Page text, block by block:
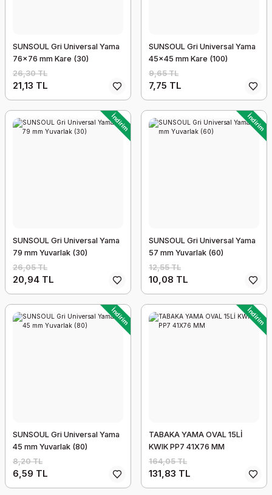
SUNSOUL Gri Universal Yama
76x76 mm Kare (30)
26,30 TL
21,13 TL
SUNSOUL Gri Universal Yama
45x45 mm Kare (100)
9,65 TL
7,75 TL
İndirim
SUNSOUL Gri Universal Yama
79 mm Yuvarlak (30)
26,05 TL
20,94 TL
İndirim
SUNSOUL Gri Universal Yama
57 mm Yuvarlak (60)
12,55 TL
10,08 TL
İndirim
SUNSOUL Gri Universal Yama
45 mm Yuvarlak (80)
8,20 TL
6,59 TL
İndirim
TABAKA YAMA OVAL 15Lİ
KWIK PP7 41X76 MM
164,05 TL
131,83 TL